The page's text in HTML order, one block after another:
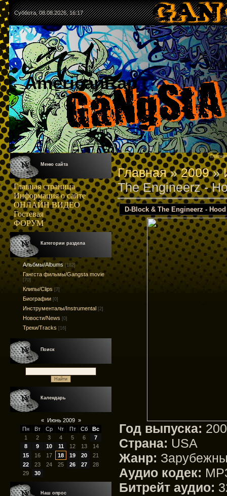
Суббота, 08.08.2026, 16:17
AmericanRap
Меню сайта
Главная страница
Информация о сайте
ОНЛАЙН ВИДЕО
Гостевая
ФОРУМ
Категории раздела
Альбмы/Albums [182]
Гангста фильмы/Gangsta movie
[70]
Клипы/Clips [7]
Биографии [0]
Инструменталы/Instrumental [2]
Новости/News [0]
Треки/Tracks [16]
Поиск
Календарь
« Июнь 2009 »
Пн
Вт Ср Чт Пт Сб
Вс
1
2 3 4 5 6
7
8
9 10 11 12 13
14
15
16 17 18 19 20
21
22
23 24 25 26 27
28
29
30
Наш опрос
Главная
Главная»2009 »
The Engineerz -
D-Block & The Engineerz - Hood
Год выпуска:
Страна: USA
Жанр:
Аудио кодек:
Битрейт аудио: